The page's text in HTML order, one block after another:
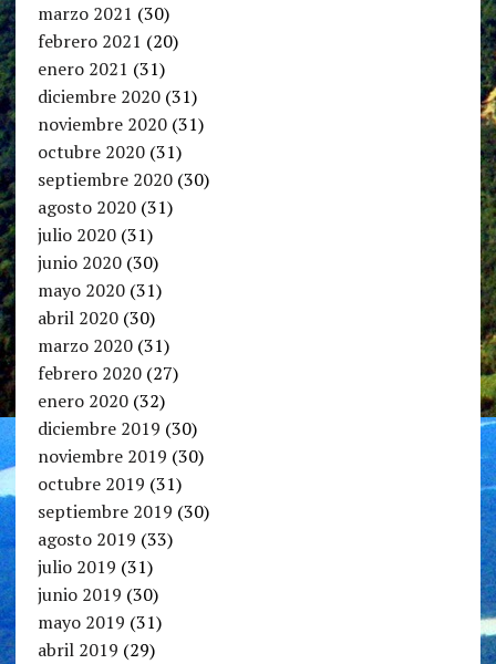
marzo 2021 (30)
febrero 2021 (20)
enero 2021 (31)
diciembre 2020(31)
noviembre 2020(31)
octubre 2020(31)
septiembre 2020(30)
agosto 2020(31)
julio 2020(31)
junio 2020(30)
mayo 2020(31)
abril 2020(30)
marzo 2020(31)
febrero 2020(27)
enero 2020(32)
diciembre 2019 (30)
noviembre 2019 (30)
octubre 2019 (31)
septiembre 2019 (30)
agosto 2019 (33)
julio 2019 (31)
junio 2019 (30)
mayo 2019 (31)
abril 2019 (29)